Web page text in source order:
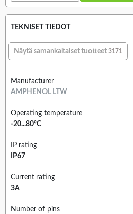
TEKNISET TIEDOT
Näytä samankaltaiset tuotteet 3171
Manufacturer
AMPHENOL LTW
Operating temperature
-20...80°C
IP rating
IP67
Current rating
3A
Number of pins